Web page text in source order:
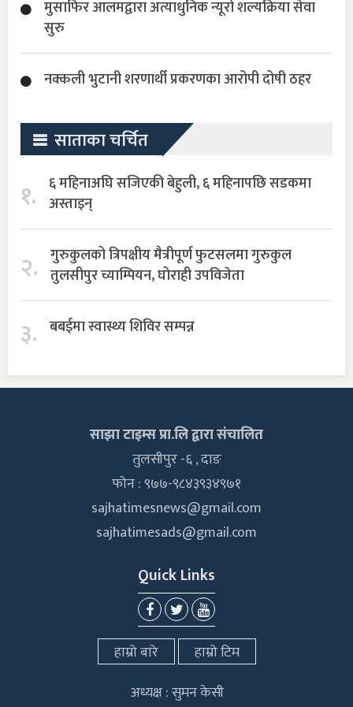
मुसाफिर आलमद्वारा अत्याधुनिक न्यूरो शल्यक्रिया सेवा
सुरु
नक्कली भुटानी शरणार्थी प्रकरणका आरोपी दोषी ठहर
साताका चर्चित
१. ६ महिनाअघि सजिएकी बेहुली, ६ महिनापछि सडकमा
अस्ताइन्
२. गुरुकुलको त्रिपक्षीय मैत्रीपूर्ण फुटसलमा गुरुकुल
तुलसीपुर च्याम्पियन, घोराही उपविजेता
३. बबईमा स्वास्थ्य शिविर सम्पन्न
साझा टाइम्स प्रा.लि द्वारा संचालित
तुलसीपुर -६ , दाङ
फोन : ९७७-९८४३९३४९७१
sajhatimesnews@gmail.com
sajhatimesads@gmail.com
Quick Links
हाम्रो बारे
हाम्रो टिम
अध्यक्ष : सुमन केसी